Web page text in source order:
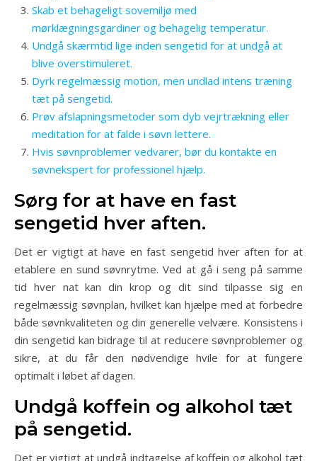
Skab et behageligt sovemiljø med
mørklægningsgardiner og behagelig temperatur.
Undgå skærmtid lige inden sengetid for at undgå at
blive overstimuleret.
Dyrk regelmæssig motion, men undlad intens træning
tæt på sengetid.
Prøv afslapningsmetoder som dyb vejrtrækning eller
meditation for at falde i søvn lettere.
Hvis søvnproblemer vedvarer, bør du kontakte en
søvnekspert for professionel hjælp.
Sørg for at have en fast
sengetid hver aften.
Det er vigtigt at have en fast sengetid hver aften for at
etablere en sund søvnrytme. Ved at gå i seng på samme
tid hver nat kan din krop og dit sind tilpasse sig en
regelmæssig søvnplan, hvilket kan hjælpe med at forbedre
både søvnkvaliteten og din generelle velvære. Konsistens i
din sengetid kan bidrage til at reducere søvnproblemer og
sikre, at du får den nødvendige hvile for at fungere
optimalt i løbet af dagen.
Undgå koffein og alkohol tæt
på sengetid.
Det er vigtigt at undgå indtagelse af koffein og alkohol tæt